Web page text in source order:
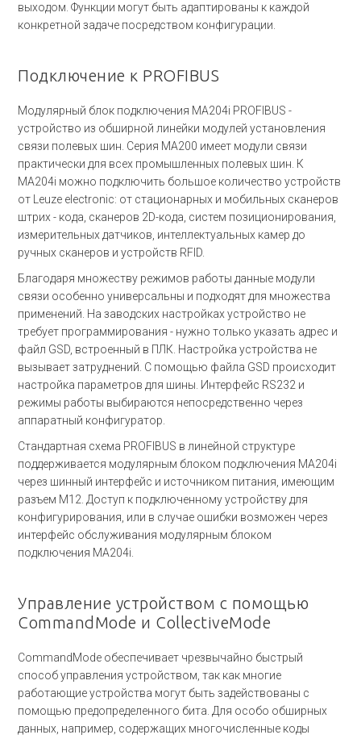
выходом. Функции могут быть адаптированы к каждой
конкретной задаче посредством конфигурации.
Подключение к PROFIBUS
Модулярный блок подключения MA204i PROFIBUS -
устройство из обширной линейки модулей установления
связи полевых шин. Серия MA200 имеет модули связи
практически для всех промышленных полевых шин. К
MA204i можно подключить большое количество устройств
от Leuze electronic: от стационарных и мобильных сканеров
штрих - кода, сканеров 2D-кода, систем позиционирования,
измерительных датчиков, интеллектуальных камер до
ручных сканеров и устройств RFID.
Благодаря множеству режимов работы данные модули
связи особенно универсальны и подходят для множества
применений. На заводских настройках устройство не
требует программирования - нужно только указать адрес и
файл GSD, встроенный в ПЛК. Настройка устройства не
вызывает затруднений. С помощью файла GSD происходит
настройка параметров для шины. Интерфейс RS232 и
режимы работы выбираются непосредственно через
аппаратный конфигуратор.
Стандартная схема PROFIBUS в линейной структуре
поддерживается модулярным блоком подключения MA204i
через шинный интерфейс и источником питания, имеющим
разъем M12. Доступ к подключенному устройству для
конфигурирования, или в случае ошибки возможен через
интерфейс обслуживания модулярным блоком
подключения MA204i.
Управление устройством с помощью
CommandMode и CollectiveMode
CommandMode обеспечивает чрезвычайно быстрый
способ управления устройством, так как многие
работающие устройства могут быть задействованы с
помощью предопределенного бита. Для особо обширных
данных, например, содержащих многочисленные коды